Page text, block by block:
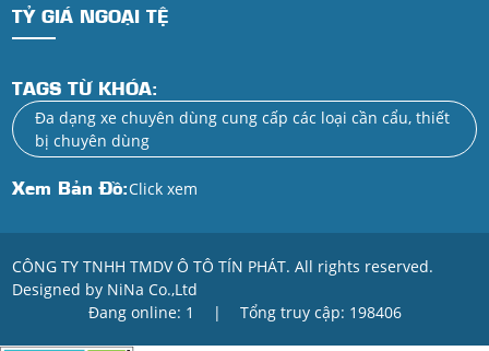
TỶ GIÁ NGOẠI TỆ
TAGS TỪ KHÓA:
Đa dạng xe chuyên dùng cung cấp các loại cần cẩu, thiết
bị chuyên dùng
Xem Bản Đồ:Click xem
CÔNG TY TNHH TMDV Ô TÔ TÍN PHÁT. All rights reserved.
Designed by NiNa Co.,Ltd
Đang online: 1
| Tổng truy cập: 198406